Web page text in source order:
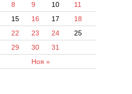
Ноя »
8 9 10
11
15 16 17
18
22 23 24
25
29 30 31